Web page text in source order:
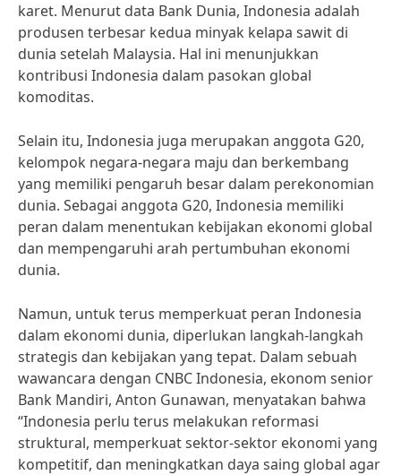
karet. Menurut data Bank Dunia, Indonesia adalah
produsen terbesar kedua minyak kelapa sawit di
dunia setelah Malaysia. Hal ini menunjukkan
kontribusi Indonesia dalam pasokan global
komoditas.
Selain itu, Indonesia juga merupakan anggota G20,
kelompok negara-negara maju dan berkembang
yang memiliki pengaruh besar dalam perekonomian
dunia. Sebagai anggota G20, Indonesia memiliki
peran dalam menentukan kebijakan ekonomi global
dan mempengaruhi arah pertumbuhan ekonomi
dunia.
Namun, untuk terus memperkuat peran Indonesia
dalam ekonomi dunia, diperlukan langkah-langkah
strategis dan kebijakan yang tepat. Dalam sebuah
wawancara dengan CNBC Indonesia, ekonom senior
Bank Mandiri, Anton Gunawan, menyatakan bahwa
“Indonesia perlu terus melakukan reformasi
struktural, memperkuat sektor-sektor ekonomi yang
kompetitif, dan meningkatkan daya saing global agar